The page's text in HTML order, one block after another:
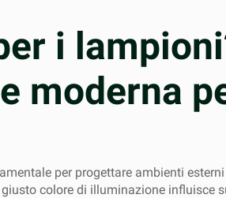
i
moderna
per progettare ambienti
colore di illuminazione influisce